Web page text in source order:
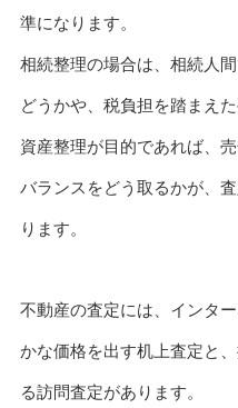
準になります。
相続整理の場合は、相続人
どうかや、税負担を踏まえ
資産整理が目的であれば、
バランスをどう取るかが、
ります。
不動産の査定には、インタ
かな価格を出す机上査定と
る訪問査定があります。